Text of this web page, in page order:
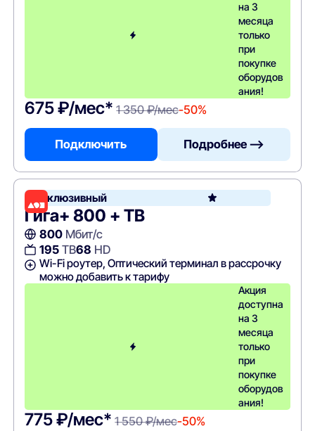
на 3
месяца
только
при
покупке
оборудов
ания!
675 ₽/мес* 1 350 ₽/мес-50%
Подключить Подробнее —>
Эксклюзивный
Гига+ 800 + ТВ
800Мбит/с
195ТВ68 HD
Wi-Fi роутер, Оптический терминал в рассрочку
можно добавить к тарифу
Акция
доступна
на 3
месяца
только
при
покупке
оборудов
ания!
775 ₽/мес* 1 550 ₽/мес-50%